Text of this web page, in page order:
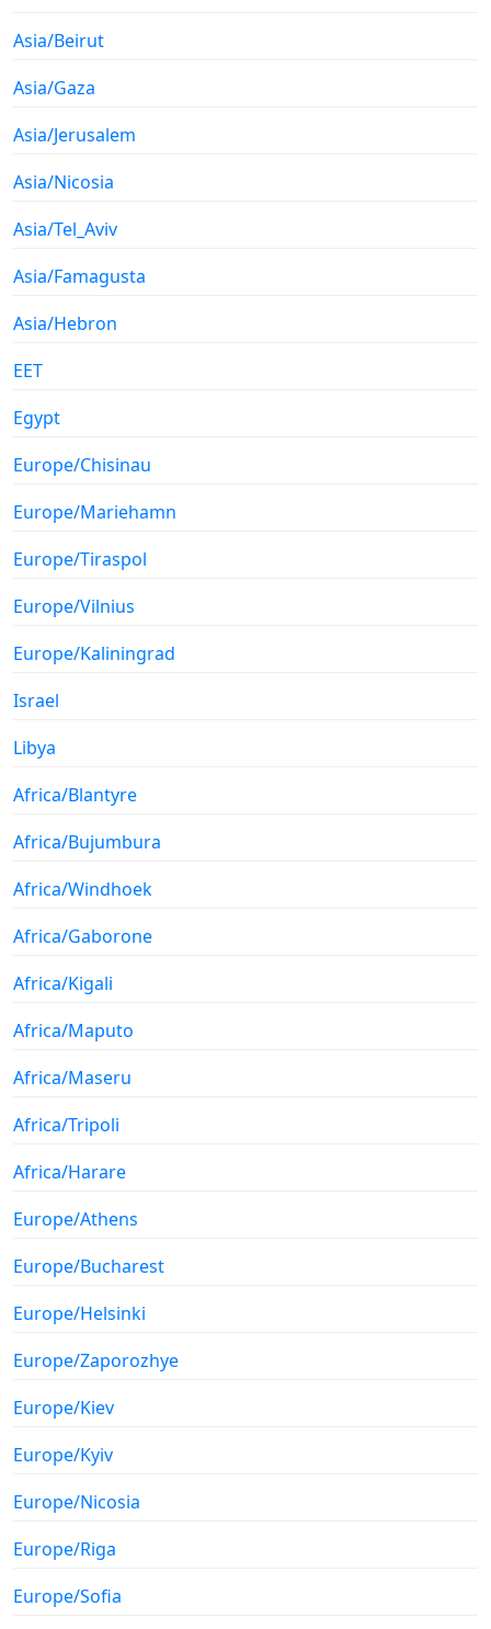
Asia/Beirut
Asia/Gaza
Asia/Jerusalem
Asia/Nicosia
Asia/Tel_Aviv
Asia/Famagusta
Asia/Hebron
EET
Egypt
Europe/Chisinau
Europe/Mariehamn
Europe/Tiraspol
Europe/Vilnius
Europe/Kaliningrad
Israel
Libya
Africa/Blantyre
Africa/Bujumbura
Africa/Windhoek
Africa/Gaborone
Africa/Kigali
Africa/Maputo
Africa/Maseru
Africa/Tripoli
Africa/Harare
Europe/Athens
Europe/Bucharest
Europe/Helsinki
Europe/Zaporozhye
Europe/Kiev
Europe/Kyiv
Europe/Nicosia
Europe/Riga
Europe/Sofia